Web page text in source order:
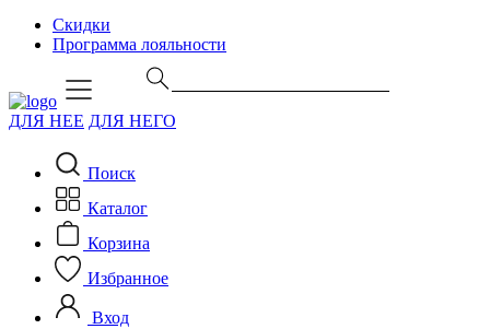
Скидки
Программа лояльности
ДЛЯ НЕЕ ДЛЯ НЕГО
Поиск
Каталог
Корзина
Избранное
Вход